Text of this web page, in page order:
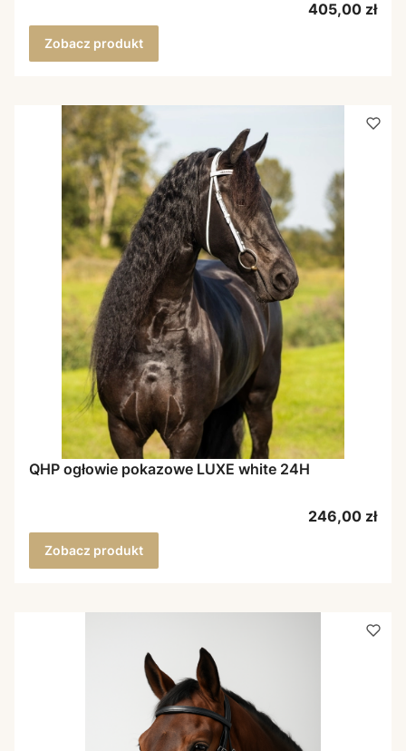
Cena
405,00 zł
Zobacz produkt
QHP ogłowie pokazowe LUXE white 24H
Cena
246,00 zł
Zobacz produkt